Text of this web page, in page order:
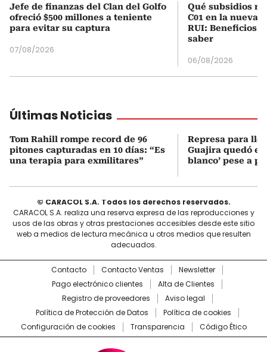
Jefe de finanzas del Clan del Golfo
ofreció $500 millones a teniente
para evitar su captura
07/08/2026
Qué subsidios
C01 en la nueva
RUI: Beneficios
saber
06/08/2026
Últimas Noticias
Tom Rahill rompe record de 96
pitones capturadas en 10 días: “Es
una terapia para exmilitares”
Represa para
Guajira quedó en
blanco’ pese a
© CARACOL S.A. Todos los derechos reservados.
CARACOL S.A. realiza una reserva expresa de las reproducciones y
usos de las obras y otras prestaciones accesibles desde este sitio
web a medios de lectura mecánica u otros medios que resulten
adecuados.
Contacto Contacto Ventas
Newsletter
Pago electrónico clientes
Alta de Clientes
Registro de proveedores
Aviso legal
Política de Protección de Datos
Política de cookies
Configuración de cookies
Transparencia Código Ético